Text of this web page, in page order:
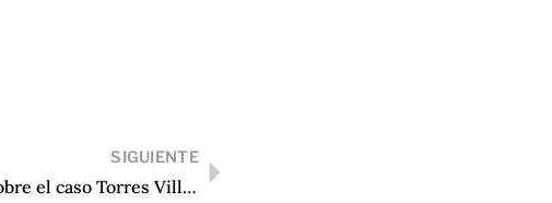
SIGUIENTE
La vieja Inés (todo sobre el caso Torres Villaquirán) de José Cardona López